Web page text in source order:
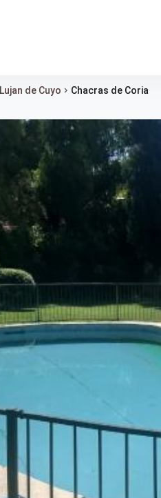
Lujan de Cuyo chevron_right Chacras de Coria